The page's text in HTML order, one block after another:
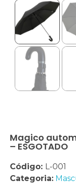
Magico
– ESGOTADO
Código: L-001
Categoria: